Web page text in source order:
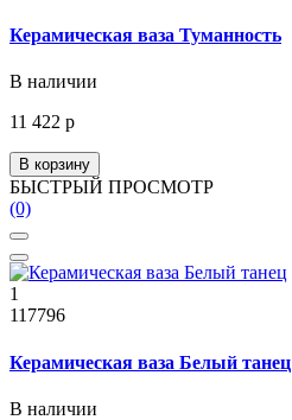
Керамическая ваза Туманность
В наличии
11 422 р
В корзину
БЫСТРЫЙ ПРОСМОТР
(0)
1
117796
Керамическая ваза Белый танец
В наличии